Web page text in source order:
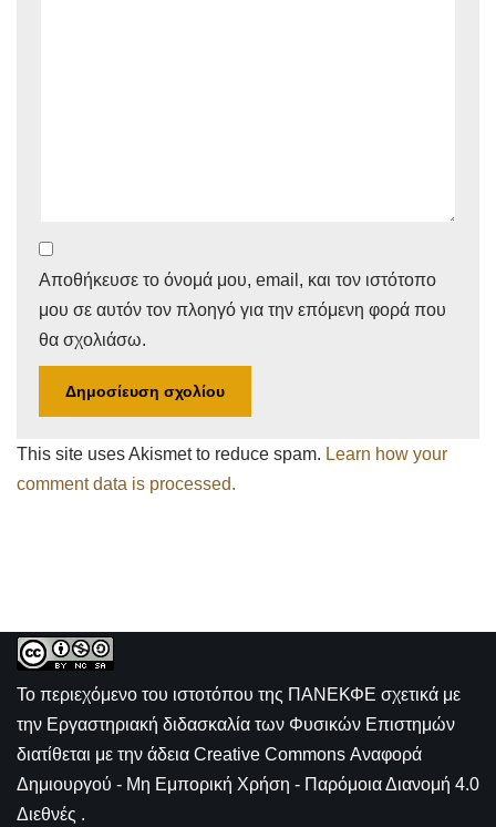
Αποθήκευσε το όνομά μου, email, και τον ιστότοπο
μου σε αυτόν τον πλοηγό για την επόμενη φορά που
θα σχολιάσω.
This site uses Akismet to reduce spam. Learn how your
comment data is processed.
Το περιεχόμενο του ιστοτόπου της ΠΑΝΕΚΦΕ σχετικά με
την Εργαστηριακή διδασκαλία των Φυσικών Επιστημών
διατίθεται με την άδεια Creative Commons Αναφορά
Δημιουργού - Μη Εμπορική Χρήση - Παρόμοια Διανομή 4.0
Διεθνές .